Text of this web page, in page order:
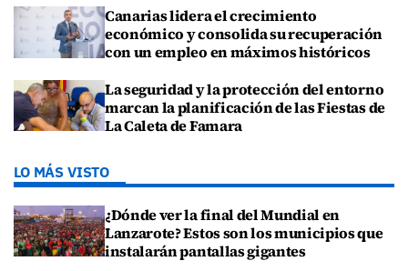
Canarias lidera el crecimiento
económico y consolida su recuperación
con un empleo en máximos históricos
La seguridad y la protección del entorno
marcan la planificación de las Fiestas de
La Caleta de Famara
LO MÁS VISTO
¿Dónde ver la final del Mundial en
Lanzarote? Estos son los municipios que
instalarán pantallas gigantes